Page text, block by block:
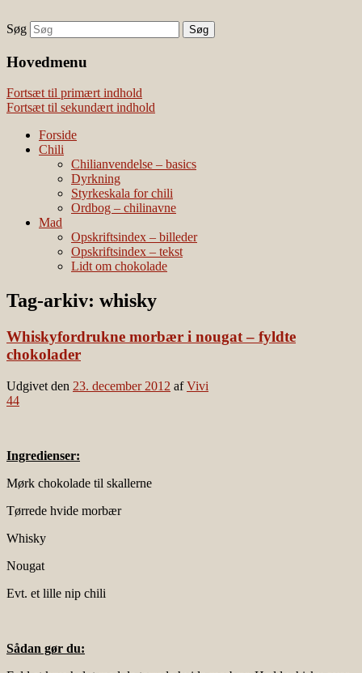
Наши партнеры
лучшие займы
Vivis chili
chili – dyrkning og mad
Søg
Hovedmenu
Fortsæt til primært indhold
Fortsæt til sekundært indhold
Forside
Chili
Chilianvendelse – basics
Dyrkning
Styrkeskala for chili
Ordbog – chilinavne
Mad
Opskriftsindex – billeder
Opskriftsindex – tekst
Lidt om chokolade
Tag-arkiv: whisky
Whiskyfordrukne morbær i nougat – fyldte
chokolader
Udgivet den 23. december 2012 afVivi
44
Ingredienser:
Mørk chokolade til skallerne
Tørrede hvide morbær
Whisky
Nougat
Evt. et lille nip chili
Sådan gør du: